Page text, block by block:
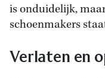
is onduidelijk,
schoenmakers
Verlaten en